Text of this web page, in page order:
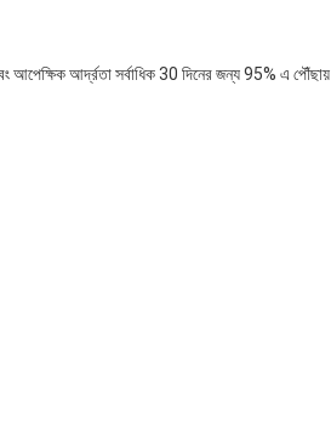
আর্দ্রতা সর্বাধিক 30 দিনের জন্য 95% এ পৌঁছায়